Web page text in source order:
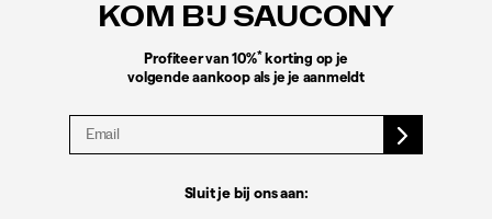
KOM BIJ SAUCONY
Profiteer van 10%* korting op je
volgende aankoop als je je aanmeldt
Sluit je bij ons aan: